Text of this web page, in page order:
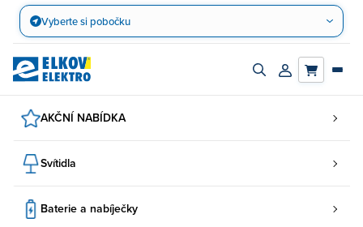
Přejít
obsah
Vyberte si pobočku
Zapnout/vypnout
Přihlásit/
AKČNÍ NABÍDKA
Svítidla
Baterie a nabíječky